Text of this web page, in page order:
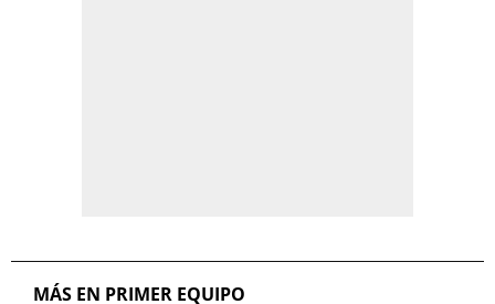
MÁS EN PRIMER EQUIPO